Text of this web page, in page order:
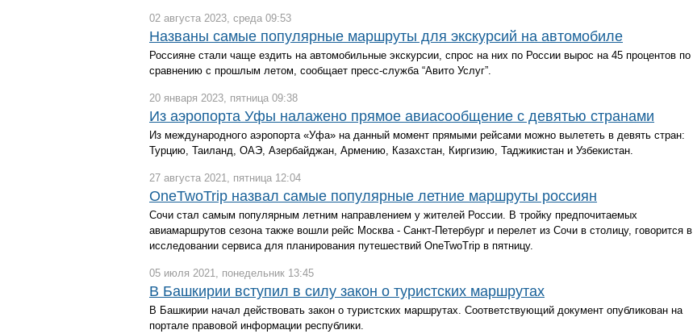
02 августа 2023, среда 09:53
Названы самые популярные маршруты для экскурсий на автомобиле
Россияне стали чаще ездить на автомобильные экскурсии, спрос на них по России вырос на 45 процентов по
сравнению с прошлым летом, сообщает пресс-служба “Авито Услуг”.
20 января 2023, пятница 09:38
Из аэропорта Уфы налажено прямое авиасообщение с девятью странами
Из международного аэропорта «Уфа» на данный момент прямыми рейсами можно вылететь в девять стран:
Турцию, Таиланд, ОАЭ, Азербайджан, Армению, Казахстан, Киргизию, Таджикистан и Узбекистан.
27 августа 2021, пятница 12:04
OneTwoTrip назвал самые популярные летние маршруты россиян
Сочи стал самым популярным летним направлением у жителей России. В тройку предпочитаемых
авиамаршрутов сезона также вошли рейс Москва - Санкт-Петербург и перелет из Сочи в столицу, говорится в
исследовании сервиса для планирования путешествий OneTwoTrip в пятницу.
05 июля 2021, понедельник 13:45
В Башкирии вступил в силу закон о туристских маршрутах
В Башкирии начал действовать закон о туристских маршрутах. Соответствующий документ опубликован на
портале правовой информации республики.